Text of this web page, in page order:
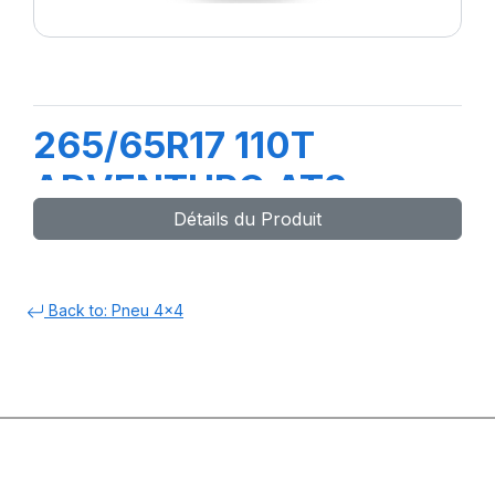
265/65R17 110T
ADVENTURO AT3
Détails du Produit
Back to: Pneu 4x4